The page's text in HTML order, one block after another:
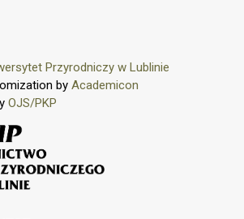
Przyrodniczy w Lublinie
by Academicon
OJS/PKP